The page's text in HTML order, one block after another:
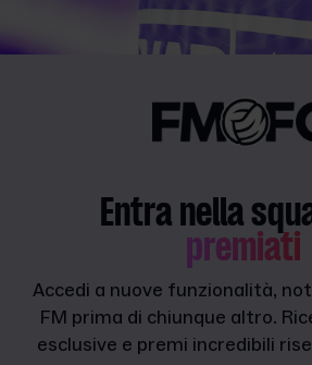
Entra nella
premiati
Accedi a nuove funzionalità,
FM prima di chiunque altro.
esclusive e premi incredibili